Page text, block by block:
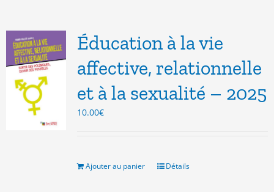
Éducation à la vie
affective, relationnelle
et à la sexualité – 2025
10.00€
Ajouter au panier Détails